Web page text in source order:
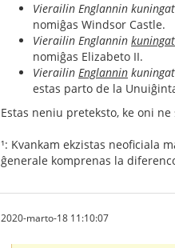
Vierailin Englannin
nomiĝas Windsor Castle.
Vierailin Englannin
nomiĝas Elizabeto II.
Vierailin Englannin
estas parto de la
Estas neniu preteksto, ke oni
¹: Kvankam ekzistas neoficiala
ĝenerale komprenas la
2020-marto-18 11:10:07